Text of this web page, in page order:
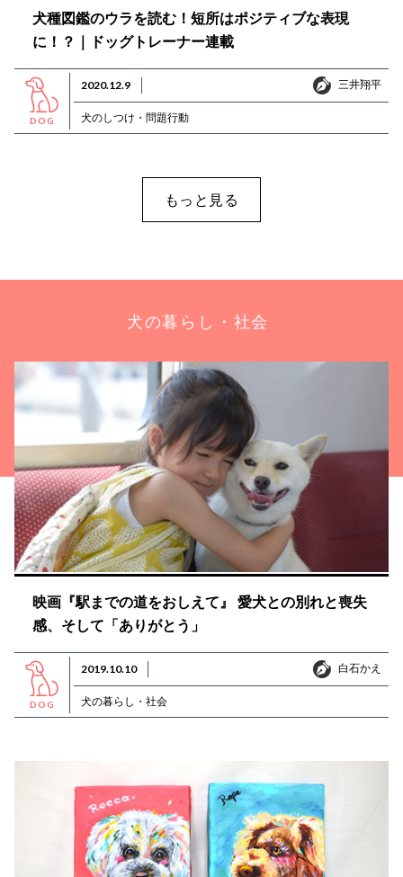
犬種図鑑のウラを読む！短所はポジティブな表現
に！？｜ドッグトレーナー連載
DOG
2020.12.9 三井翔平
三井翔平
犬のしつけ・問題行動
もっと見る
犬の暮らし・社会
映画『駅までの道をおしえて』 愛犬との別れと喪失
感、そして「ありがとう」
DOG
2019.10.10 白石かえ
白石かえ
犬の暮らし・社会